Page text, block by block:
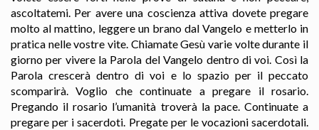
ascoltatemi. Per avere una coscienza attiva dovete pregare
molto al mattino, leggere un brano dal Vangelo e metterlo in
pratica nelle vostre vite. Chiamate Gesù varie volte durante il
giorno per vivere la Parola del Vangelo dentro di voi. Così la
Parola crescerà dentro di voi e lo spazio per il peccato
scomparirà. Voglio che continuate a pregare il rosario.
Pregando il rosario l’umanità troverà la pace. Continuate a
pregare per i sacerdoti. Pregate per le vocazioni sacerdotali.